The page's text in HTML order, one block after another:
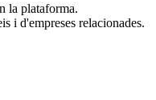
la plataforma.
i d'empreses relacionades.